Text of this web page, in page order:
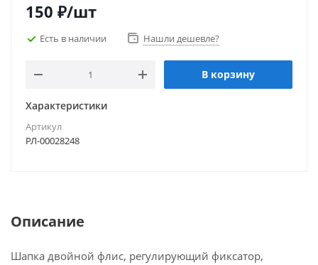
150 ₽/шт
Есть в наличии Нашли дешевле?
В корзину
Характеристики
Артикул
РЛ-00028248
Описание
Шапка двойной флис, регулирующий фиксатор,